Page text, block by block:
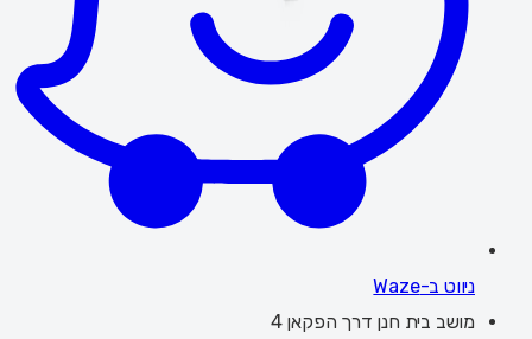
ניווט ב-Waze
מושב בית חנן דרך הפקאן 4